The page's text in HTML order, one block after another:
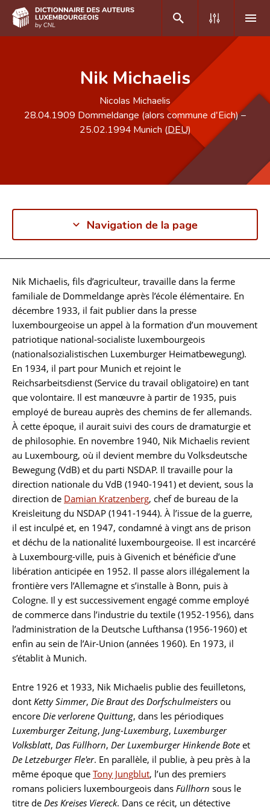
Accueil
Auteur(e)s A-Z
Foire aux questions
CNL
Équipe scientifique
Contact
Nik Michaelis
Nicolas Michaelis
28.04.1909 Dommeldange (alors commune d'Eich)–
25.02.1994 Munich (DEU)
Navigation de la page
Biographie
Nik Michaelis, fils d’agriculteur, travaille dans la ferme
familiale de Dommeldange après l’école élémentaire. En
décembre 1933, il fait publier dans la presse
luxembourgeoise un appel à la formation d’un mouvement
patriotique national-socialiste luxembourgeois
(nationalsozialistischen Luxemburger Heimatbewegung).
En 1934, il part pour Munich et rejoint le
Reichsarbeitsdienst (Service du travail obligatoire) en tant
que volontaire. Il est manœuvre à partir de 1935, puis
employé de bureau auprès des chemins de fer allemands.
À cette époque, il aurait suivi des cours de dramaturgie et
de philosophie. En novembre 1940, Nik Michaelis revient
au Luxembourg, où il devient membre du Volksdeutsche
Bewegung (VdB) et du parti NSDAP. Il travaille pour la
direction nationale du VdB (1940-1941) et devient, sous la
direction de Damian Kratzenberg, chef de bureau de la
Kreisleitung du NSDAP (1941-1944). À l’issue de la guerre,
il est inculpé et, en 1947, condamné à vingt ans de prison
et déchu de la nationalité luxembourgeoise. Il est incarcéré
à Luxembourg-ville, puis à Givenich et bénéficie d’une
libération anticipée en 1952. Il passe alors illégalement la
frontière vers l’Allemagne et s’installe à Bonn, puis à
Cologne. Il y est successivement engagé comme employé
de commerce dans l’industrie du textile (1952-1956), dans
l’administration de la Deutsche Lufthansa (1956-1960) et
enfin au sein de l’Air-Union (années 1960). En 1973, il
s’établit à Munich.
Entre 1926 et 1933, Nik Michaelis publie des feuilletons,
dont Ketty Simmer, Die Braut des Dorfschulmeisters ou
encore Die verlorene Quittung, dans les périodiques
Luxemburger Zeitung, Jung-Luxemburg, Luxemburger
Volksblatt, Das Füllhorn, Der Luxemburger Hinkende Bote et
De Letzeburger Fle'er. En parallèle, il publie, à peu près à la
même époque que Tony Jungblut, l’un des premiers
romans policiers luxembourgeois dans Füllhorn sous le
titre de Des Kreises Viereck. Dans ce récit, un détective